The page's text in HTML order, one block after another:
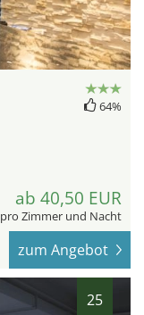
64%
ab 40,50 EUR
pro Zimmer und Nacht
zum Angebot
25